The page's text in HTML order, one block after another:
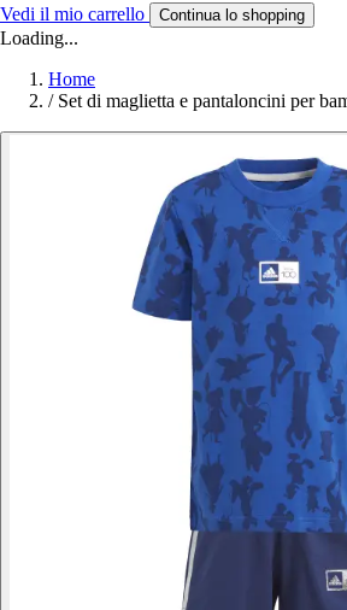
Vedi il mio carrello Continua lo shopping
Loading...
Home
/ Set di maglietta e pantaloncini per